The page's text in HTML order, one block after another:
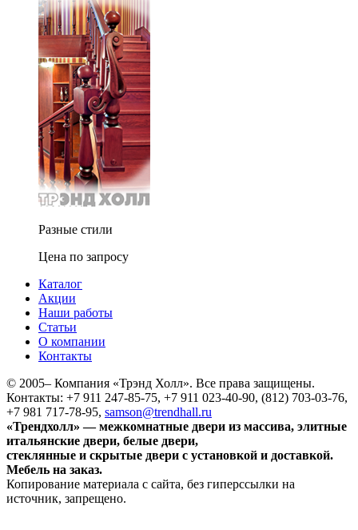
Разные стили
Цена по запросу
Каталог
Акции
Наши работы
Статьи
О компании
Контакты
© 2005– Компания «Трэнд Холл». Все права защищены.
Контакты: +7 911 247-85-75, +7 911 023-40-90, (812) 703-03-76,
+7 981 717-78-95, samson@trendhall.ru
«Трендхолл» — межкомнатные двери из массива, элитные
итальянские двери, белые двери,
стеклянные и скрытые двери с установкой и доставкой.
Мебель на заказ.
Копирование материала с сайта, без гиперссылки на
источник, запрещено.